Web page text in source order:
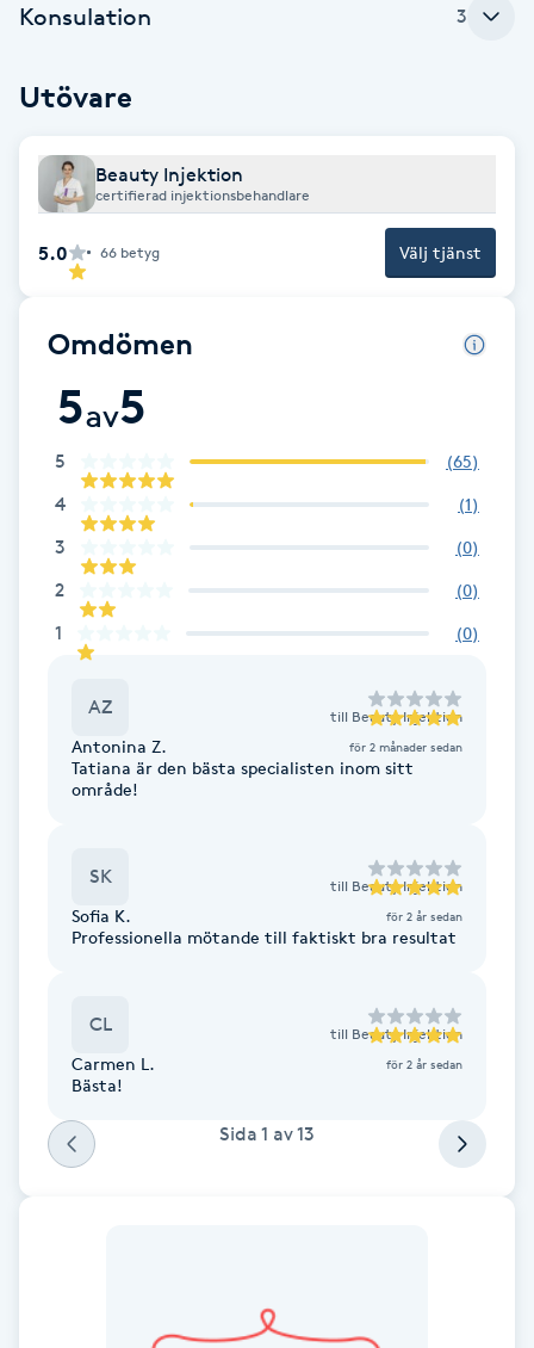
C
Celluliter
Coachning
Color correction
Cryoterapi
Diamantslipning
Enzympeeling
Extensions borttagning
Fet hårbotten
Fibromassage
Konsulation 3
Utövare
Beauty Injektion
certifierad injektionsbehandlare
5.0 66 betyg Välj tjänst
Omdömen
5av5
5 (65)
4 (1)
3 (0)
2 (0)
1 (0)
AZ till Beauty Injektion
Antonina Z. för 2 månader sedan
Tatiana är den bästa specialisten inom sitt
område!
SK till Beauty Injektion
Sofia K. för 2 år sedan
Professionella mötande till faktiskt bra resultat
CL till Beauty Injektion
Carmen L. för 2 år sedan
Bästa!
Sida 1 av13